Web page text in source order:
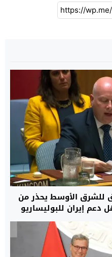
للشرق الأوسط يحذر من
دعم إيران للبوليساريو
استقرار شمال إفريقيا